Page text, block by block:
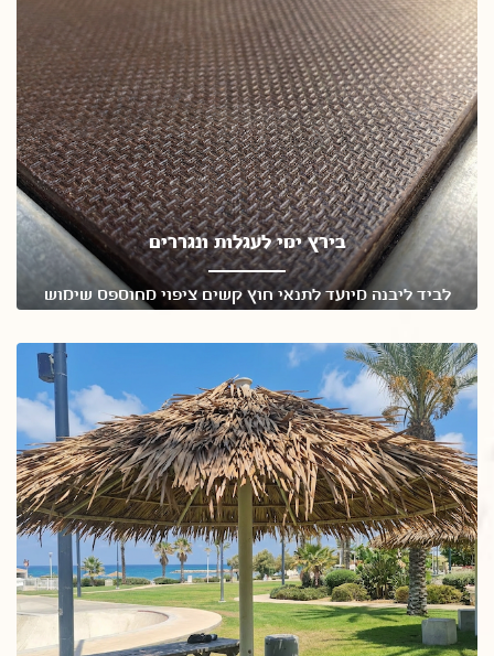
בירץ ימי לעגלות ונגררים
לביד ליבנה מיועד לתנאי חוץ קשים ציפוי מחוספס שימוש